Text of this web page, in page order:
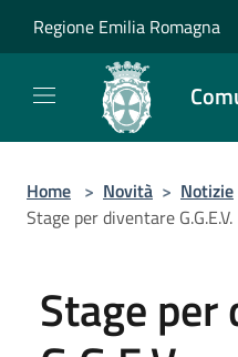
Regione Emilia Romagna
Home > Novità > Notizie
Stage per diventare G.G.E.V.
Stage